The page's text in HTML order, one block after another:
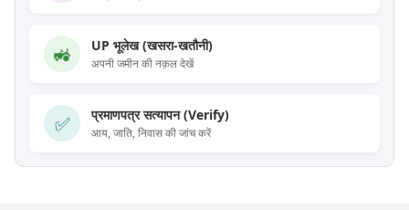
🚜 UP भूलेख (खसरा-खतौनी)
अपनी जमीन की नक़ल देखें
✅ प्रमाणपत्र सत्यापन (Verify)
आय, जाति, निवास की जांच करें